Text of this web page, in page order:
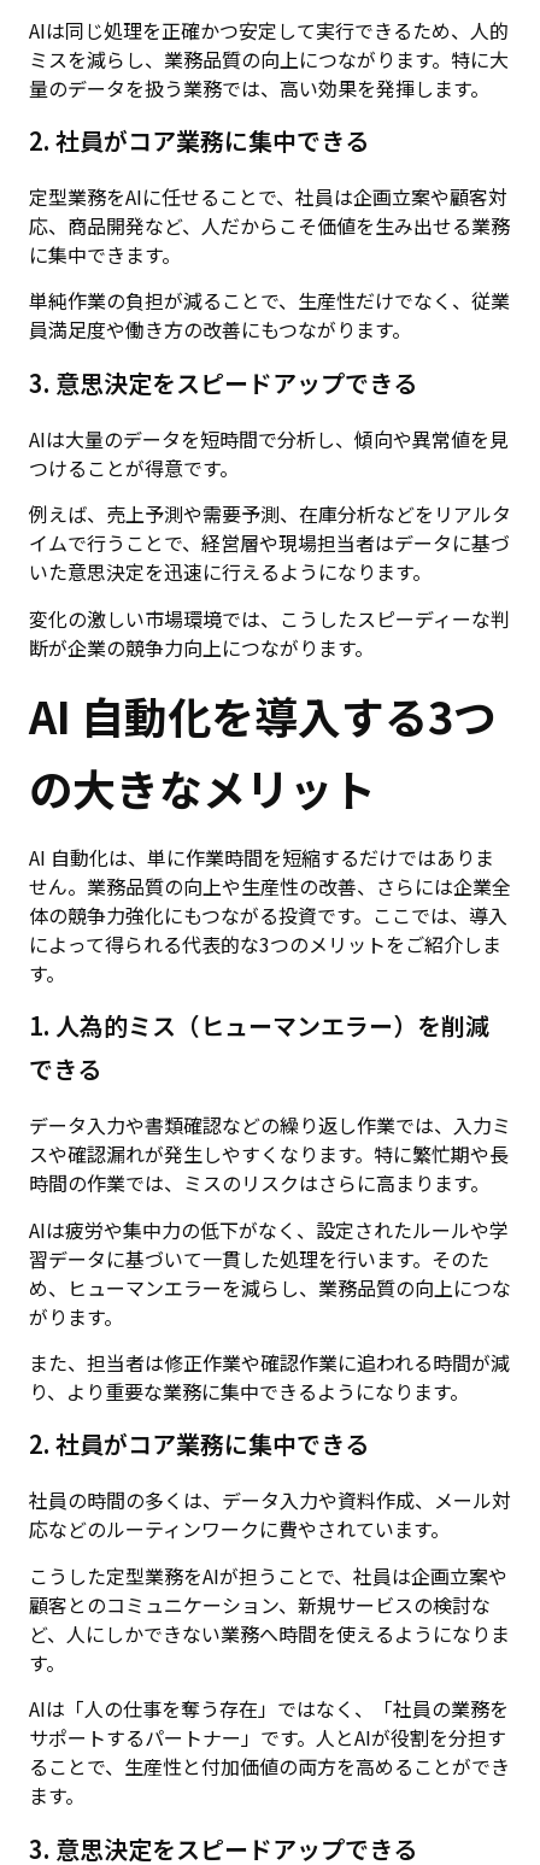
AIは同じ処理を正確かつ安定して実行できるため、人的
ミスを減らし、業務品質の向上につながります。特に大
量のデータを扱う業務では、高い効果を発揮します。
2. 社員がコア業務に集中できる
定型業務をAIに任せることで、社員は企画立案や顧客対
応、商品開発など、人だからこそ価値を生み出せる業務
に集中できます。
単純作業の負担が減ることで、生産性だけでなく、従業
員満足度や働き方の改善にもつながります。
3. 意思決定をスピードアップできる
AIは大量のデータを短時間で分析し、傾向や異常値を見
つけることが得意です。
例えば、売上予測や需要予測、在庫分析などをリアルタ
イムで行うことで、経営層や現場担当者はデータに基づ
いた意思決定を迅速に行えるようになります。
変化の激しい市場環境では、こうしたスピーディーな判
断が企業の競争力向上につながります。
AI 自動化を導入する3つ
の大きなメリット
AI 自動化は、単に作業時間を短縮するだけではありま
せん。業務品質の向上や生産性の改善、さらには企業全
体の競争力強化にもつながる投資です。ここでは、導入
によって得られる代表的な3つのメリットをご紹介しま
す。
1. 人為的ミス（ヒューマンエラー）を削減
できる
データ入力や書類確認などの繰り返し作業では、入力ミ
スや確認漏れが発生しやすくなります。特に繁忙期や長
時間の作業では、ミスのリスクはさらに高まります。
AIは疲労や集中力の低下がなく、設定されたルールや学
習データに基づいて一貫した処理を行います。そのた
め、ヒューマンエラーを減らし、業務品質の向上につな
がります。
また、担当者は修正作業や確認作業に追われる時間が減
り、より重要な業務に集中できるようになります。
2. 社員がコア業務に集中できる
社員の時間の多くは、データ入力や資料作成、メール対
応などのルーティンワークに費やされています。
こうした定型業務をAIが担うことで、社員は企画立案や
顧客とのコミュニケーション、新規サービスの検討な
ど、人にしかできない業務へ時間を使えるようになりま
す。
AIは「人の仕事を奪う存在」ではなく、「社員の業務を
サポートするパートナー」です。人とAIが役割を分担す
ることで、生産性と付加価値の両方を高めることができ
ます。
3. 意思決定をスピードアップできる